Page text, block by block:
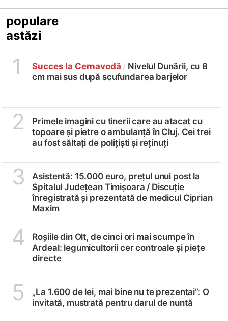
populare
astăzi
1 Succes la Cernavodă / Nivelul Dunării, cu 8
cm mai sus după scufundarea barjelor
2
Primele imagini cu tinerii care au atacat cu
topoare și pietre o ambulanță în Cluj. Cei trei
au fost săltați de polițiști și reținuți
3
Asistentă: 15.000 euro, prețul unui post la
Spitalul Județean Timișoara / Discuție
înregistrată și prezentată de medicul Ciprian
Maxim
4
Roșiile din Olt, de cinci ori mai scumpe în
Ardeal: legumicultorii cer controale și piețe
directe
5
„La 1.600 de lei, mai bine nu te prezentai”: O
invitată, mustrată pentru darul de nuntă